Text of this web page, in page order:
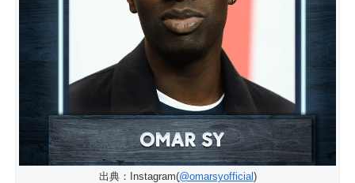
出典：Instagram(@omarsyofficial)